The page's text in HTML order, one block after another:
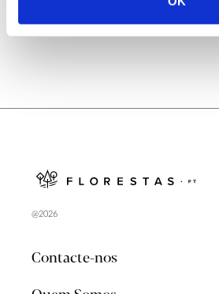
@2026
Contacte-nos